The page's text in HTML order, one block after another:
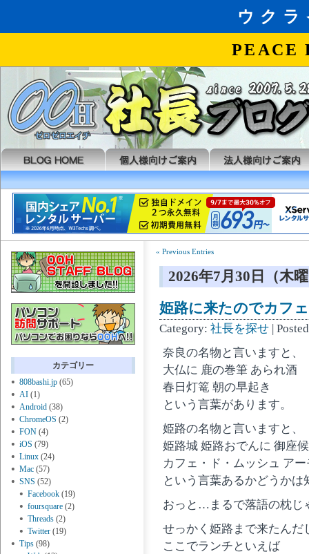
カテゴリー
808bashi.jp (65)
AI (1)
Android (38)
ChromeOS (2)
FON (4)
iOS (79)
Linux (24)
Mac (57)
SNS (52)
Facebook (19)
foursquare (2)
Threads (2)
Twitter (19)
Tips (98)
« Previous Entries
2026年7月30日（木
姫路に来たのでカフ
Category: 社長を探せ |
奈良の名物と言いますと、
大仏に 鹿の巻筆 あられ酒
春日灯篭 朝の早起き
という言葉があります。
姫路の名物と言いますと、
姫路城 姫路おでんに 御座候
カフェ・ド・ムッシュ ア
という言葉あるかどうか
おっと…まるで落語の枕
せっかく姫路まで来たんだ
ここでランチといえば